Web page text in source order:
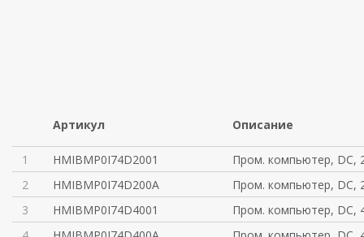
Артикул Описание
1 HMIBMP0I74D2001
Пром. компьютер, DC,
2
HMIBMP0I74D200A
Пром. компьютер, DC,
3
HMIBMP0I74D4001
Пром. компьютер, DC,